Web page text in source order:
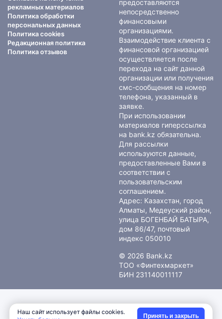
рекламных материалов
Политика обработки
персональных данных
Политика cookies
Редакционная политика
Политика отзывов
предоставляются
непосредственно
финансовыми
организациями.
Взаимодействие клиента с
финансовой организацией
осуществляется после
перехода на сайт данной
организации или получения
смс-сообщения на номер
телефона, указанный в
заявке.
При использовании
материалов гиперссылка
на bank.kz обязательна.
Для рассылки
используются данные,
предоставленные Вами в
соответствии с
пользовательским
соглашением.
Адрес: Казахстан, город
Алматы, Медеуский район,
улица БОГЕНБАЙ БАТЫРА,
дом 86/47, почтовый
индекс 050010
© 2026 Bank.kz
ТОО «Финтехмаркет»
БИН 231140011117
Наш сайт использует файлы cookies.
Принять и закрыть